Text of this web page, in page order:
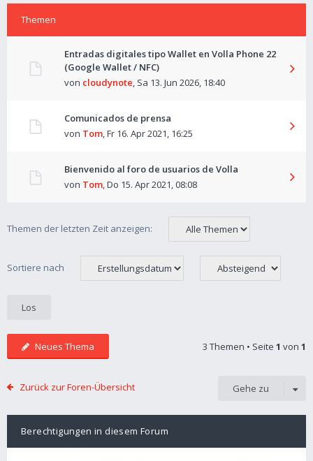
Themen
Entradas digitales tipo Wallet en Volla Phone 22
(Google Wallet / NFC)
von cloudynote, Sa 13. Jun 2026, 18:40
Comunicados de prensa
von Tom,Fr 16. Apr 2021, 16:25
Bienvenido al foro de usuarios de Volla
von Tom,Do 15. Apr 2021, 08:08
Themen der letzten Zeit anzeigen:
Sortiere nach
Neues Thema 3 Themen • Seite 1 von 1
Zurück zur Foren-Übersicht Gehe zu
Berechtigungen in diesem Forum